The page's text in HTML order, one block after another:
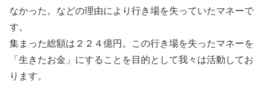
なかった。などの理由により行き場を失っていたマネーで
す。
集まった総額は２２４億円。この行き場を失ったマネーを
「生きたお金」にすることを目的として我々は活動してお
ります。